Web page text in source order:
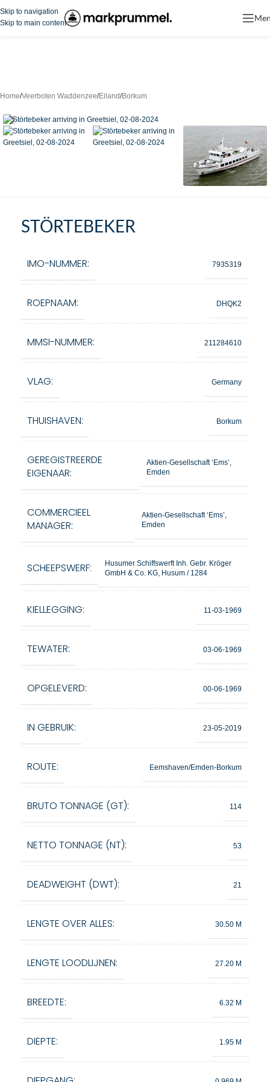
Skip to navigation
Skip to main content
Home/Veerboten Waddenzee/Eiland/Borkum
STÖRTEBEKER
IMO-NUMMER: 7935319
ROEPNAAM: DHQK2
MMSI-NUMMER: 211284610
VLAG: Germany
THUISHAVEN: Borkum
GEREGISTREERDE
EIGENAAR:
Aktien-Gesellschaft ‘Ems’,
Emden
COMMERCIEEL
MANAGER:
Aktien-Gesellschaft ‘Ems’,
Emden
SCHEEPSWERF:
Husumer Schiffswerft Inh. Gebr. Kröger
GmbH & Co. KG, Husum / 1284
KIELLEGGING: 11-03-1969
TEWATER: 03-06-1969
OPGELEVERD: 00-06-1969
IN GEBRUIK: 23-05-2019
ROUTE: Eemshaven/Emden-Borkum
BRUTO TONNAGE (GT): 114
NETTO TONNAGE (NT): 53
DEADWEIGHT (DWT): 21
LENGTE OVER ALLES: 30.50 M
LENGTE LOODLIJNEN: 27.20 M
BREEDTE: 6.32 M
DIEPTE: 1.95 M